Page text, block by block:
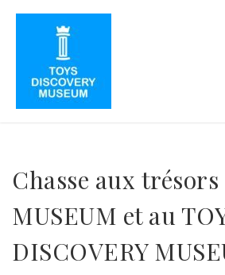
Chasse aux
MUSEUM et au
DISCOVERY